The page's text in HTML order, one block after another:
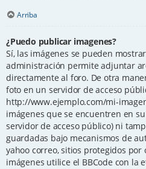
Arriba
¿Puedo publicar imagenes?
Sí, las imágenes se pueden
administración permite adjuntar
directamente al foro. De otra
foto en un servidor de acceso
http://www.ejemplo.com/mi-
imágenes que se encuentren en
servidor de acceso público) ni
guardadas bajo mecanismos de
yahoo correo, sitios protegidos por
imágenes utilice el BBCode con la